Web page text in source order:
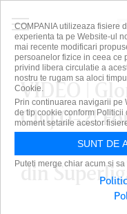
VIDEO |
Cluj 0-2!
Sabău
din
COMPANIA utilizeaza fisiere
experienta ta pe Website-ul
mai recente modificari
persoanelor fizice in ceea ce
privind libera circulatie a
nostru te rugam sa aloci
Cookie.
Prin continuarea navigarii pe
de tip cookie conform Politicii
moment setarile acestor
SUNT DE
Puteti merge chiar acum si